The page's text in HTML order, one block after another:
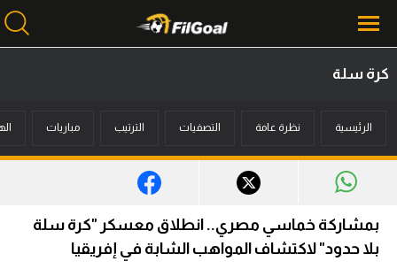
أخبار
ميركاتو
كرة سلة
الرئيسية نظرة عامة التصفيات الترتيب مباريات
بمشاركة خماسي مصري.. انطلاق معسكر "كرة سلة
بلا حدود" لاكتشاف المواهب الشابة في إفريقيا